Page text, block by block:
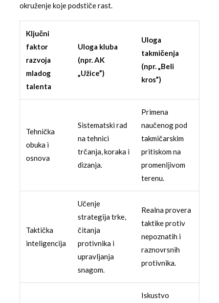
okruženje koje podstiče rast.
Ključni
faktor
razvoja
mladog
talenta
Uloga kluba
(npr. AK
„Užice”)
Uloga
takmičenja
(npr. „Beli
kros”)
Tehnička
obuka i
osnova
Sistematski rad
na tehnici
trčanja, koraka i
dizanja.
Primena
naučenog pod
takmičarskim
pritiskom na
promenljivom
terenu.
Taktička
inteligencija
Učenje
strategija trke,
čitanja
protivnika i
upravljanja
snagom.
Realna provera
taktike protiv
nepoznatih i
raznovrsnih
protivnika.
Iskustvo